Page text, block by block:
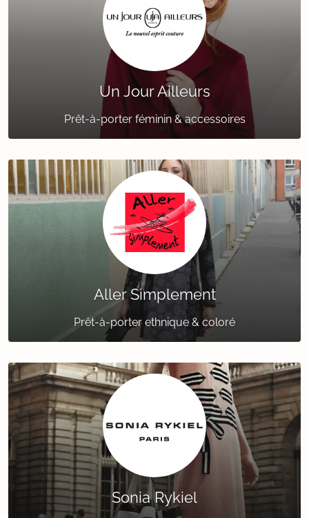
Un Jour Ailleurs
Prêt-à-porter féminin & accessoires
Aller Simplement
Prêt-à-porter ethnique & coloré
Sonia Rykiel